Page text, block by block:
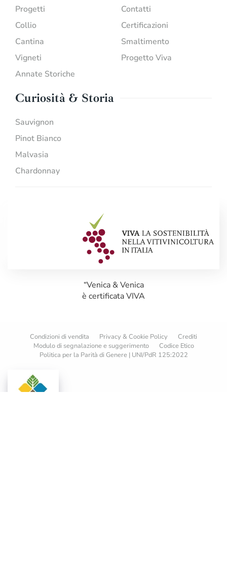
Progetti
Collio
Cantina
Vigneti
Annate Storiche
Contatti
Certificazioni
Smaltimento
Progetto Viva
Curiosità & Storia
Sauvignon
Pinot Bianco
Malvasia
Chardonnay
“Venica & Venica
è certificata VIVA
Condizioni di vendita Privacy & Cookie Policy
Crediti
Modulo di segnalazione e suggerimento
Codice Etico
Politica per la Parità di Genere | UNI/PdR 125:2022